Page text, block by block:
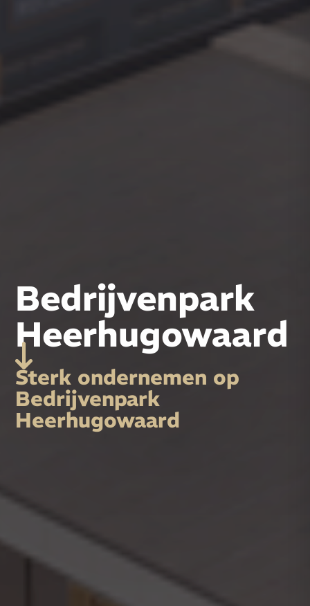
Bedrijvenpark
Heerhugowaard
Sterk ondernemen op
Bedrijvenpark
Heerhugowaard